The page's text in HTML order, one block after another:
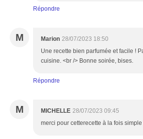
Répondre
M Marion 28/07/2023 18:50
Une recette bien parfumée et facile !
cuisine. <br /> Bonne soirée, bises.
Répondre
M MICHELLE 28/07/2023 09:45
merci pour cetterecette à la fois